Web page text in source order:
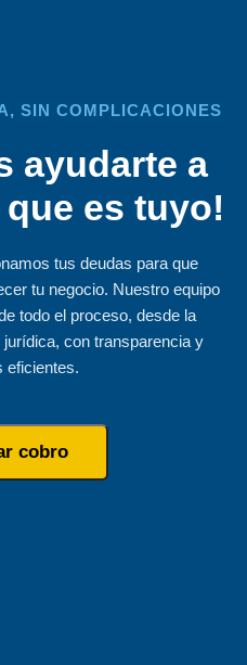
SIN COMPLICACIONES
ayudarte a
es tuyo!
tus deudas para que
tu negocio. Nuestro equipo
todo el proceso, desde la
con transparencia y
eficientes.
cobro